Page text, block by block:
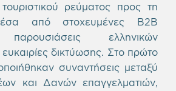
ρεύματος προς τη
από στοχευμένες B2B
παρουσιάσεις ελληνικών
δικτύωσης. Στο πρώτο
συναντήσεις μεταξύ
και Δανών επαγγελματιών,